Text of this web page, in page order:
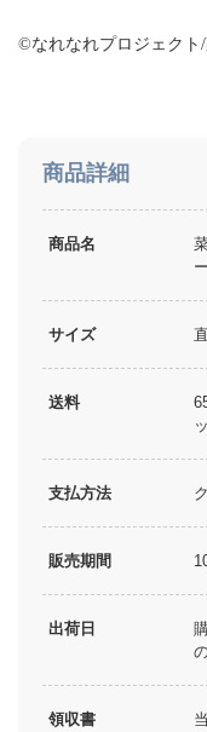
商品詳細
商品名
サイズ
送料
支払方法
販売期間
出荷日
領収書
©なれなれプロジェクト